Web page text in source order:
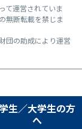
生／大学生の方
へ
て運営されていま
無断転載を禁じま
団の助成により運営
FOUNDATION